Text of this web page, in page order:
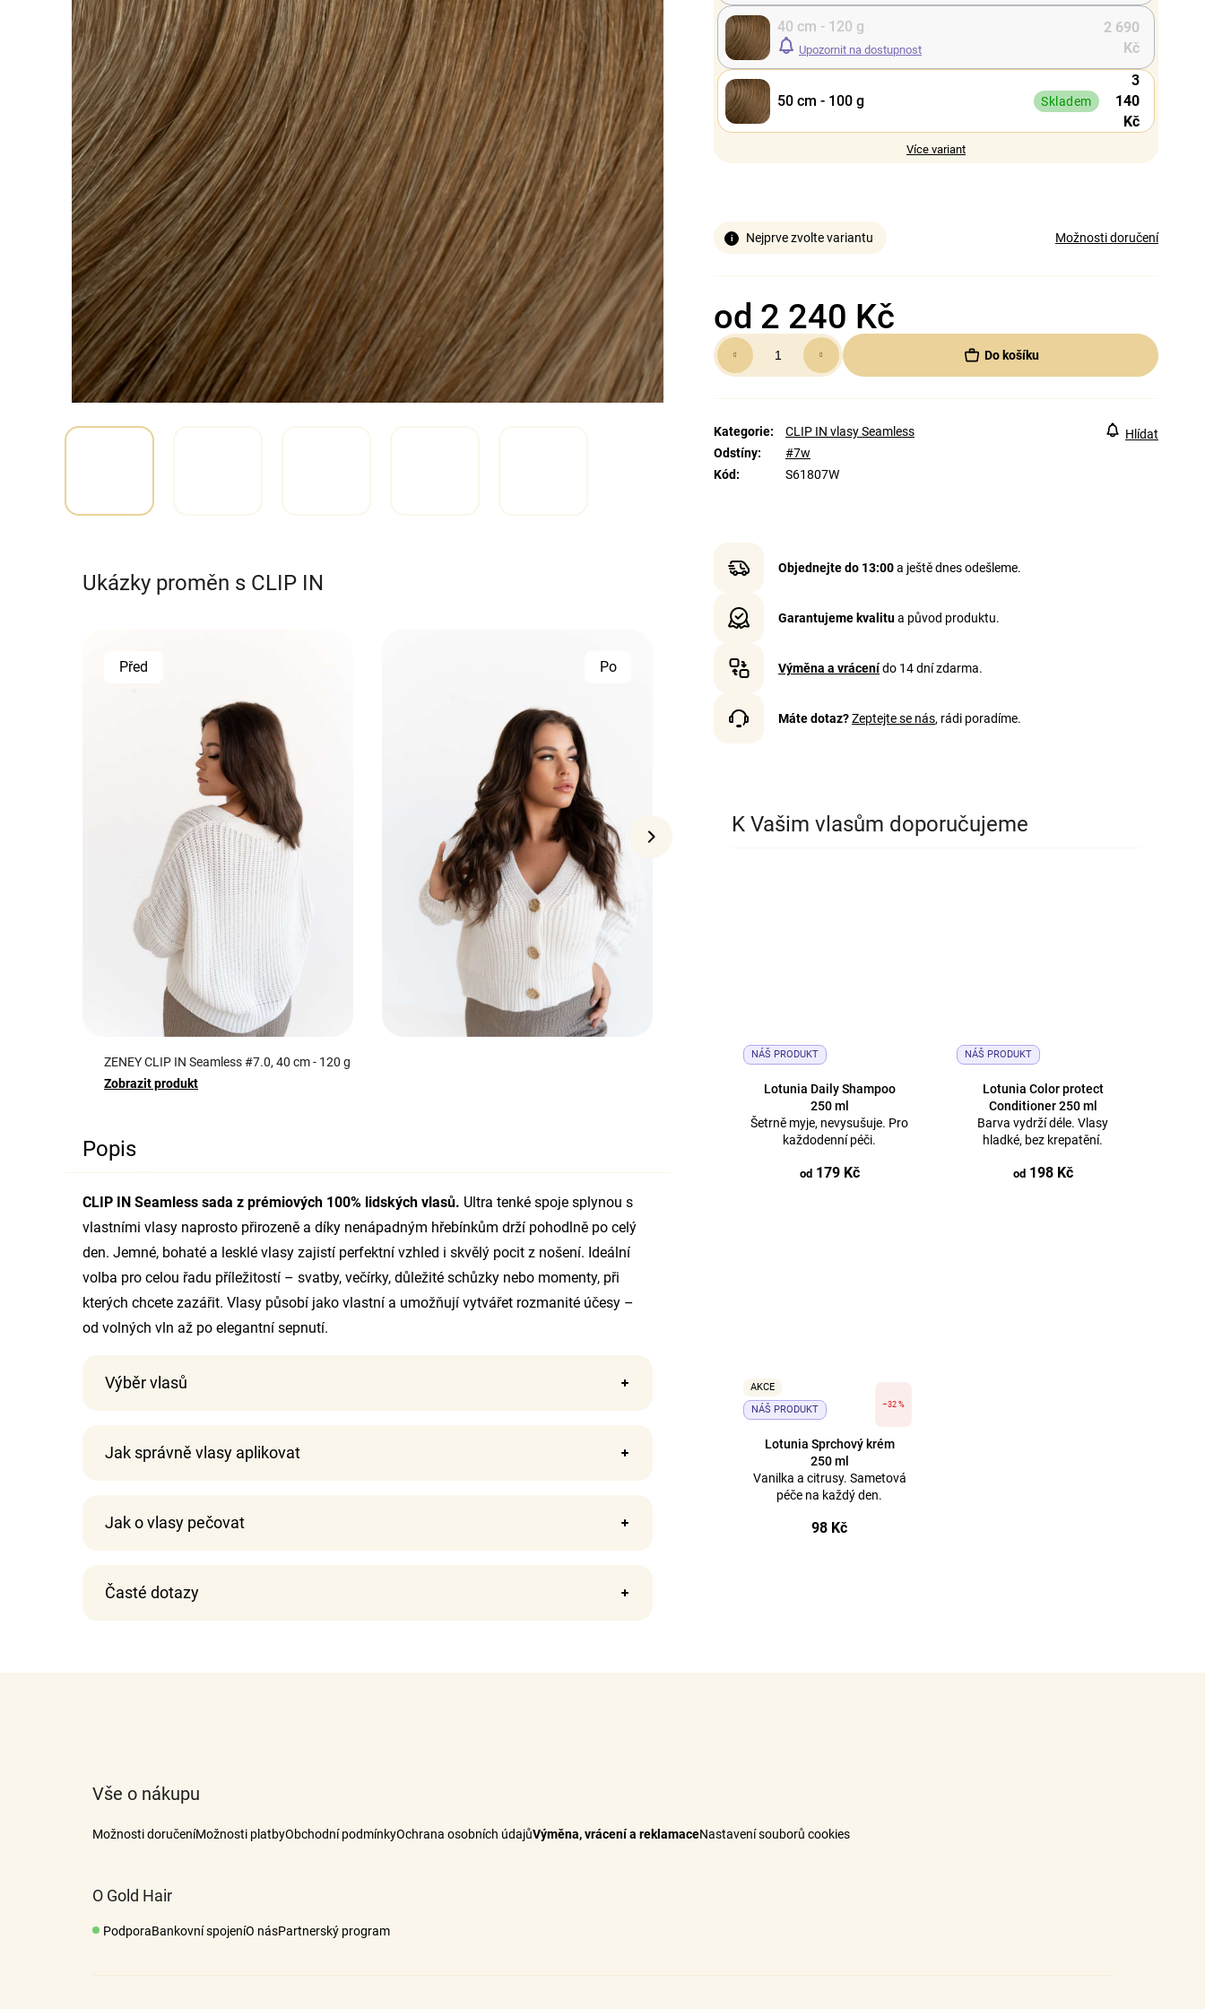
40 cm - 120 g
Upozornit na dostupnost
2 690
Kč
50 cm - 100 g Skladem
3
140
Kč
Více variant
Nejprve zvolte variantu Možnosti doručení
od 2 240 Kč
Měrná
cena:
Do košíku
Kategorie:
CLIP IN vlasy Seamless
Odstíny:
#7w
Kód: S61807W
Hlídat
Objednejte do 13:00a ještě dnes odešleme.
Garantujeme kvalitua původ produktu.
Výměna a vrácenído 14 dní zdarma.
Máte dotaz?Zeptejte se nás, rádi poradíme.
K Vašim vlasům doporučujeme
NÁŠ PRODUKT
Lotunia Daily Shampoo
250 ml
Šetrně myje, nevysušuje. Pro
každodenní péči.
od179 Kč
NÁŠ PRODUKT
Lotunia Color protect
Conditioner 250 ml
Barva vydrží déle. Vlasy
hladké, bez krepatění.
od198 Kč
AKCE
NÁŠ PRODUKT
–32 %
Lotunia Sprchový krém
250 ml
Vanilka a citrusy. Sametová
péče na každý den.
98 Kč
Ukázky proměn s CLIP IN
ZENEY CLIP IN Seamless #7.0, 40 cm - 120 g
Zobrazit produkt
Před Po
Popis
CLIP IN Seamless sada z prémiových 100% lidských vlasů. Ultra tenké spoje splynou s
vlastními vlasy naprosto přirozeně a díky nenápadným hřebínkům drží pohodlně po celý
den. Jemné, bohaté a lesklé vlasy zajistí perfektní vzhled i skvělý pocit z nošení. Ideální
volba pro celou řadu příležitostí – svatby, večírky, důležité schůzky nebo momenty, při
kterých chcete zazářit. Vlasy působí jako vlastní a umožňují vytvářet rozmanité účesy –
od volných vln až po elegantní sepnutí.
Výběr vlasů
Jak správně vlasy aplikovat
Jak o vlasy pečovat
Časté dotazy
Vše o nákupu
Možnosti doručeníMožnosti platbyObchodní podmínkyOchrana osobních údajůVýměna, vrácení a reklamaceNastavení souborů cookies
O Gold Hair
PodporaBankovní spojeníO násPartnerský program